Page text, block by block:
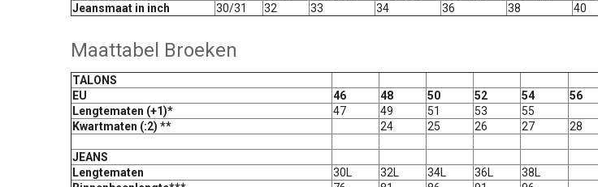
Jeansmaat in inch
30/31 32 33 34 36 38 40
Maattabel Broeken
TALONS
EU
46 48 50 52 54 56
Lengtematen (+1)*
47 49 51 53
55
Kwartmaten (:2) **
24 25 26 27 28
JEANS
Lengtematen
30L 32L 34L 36L
38L